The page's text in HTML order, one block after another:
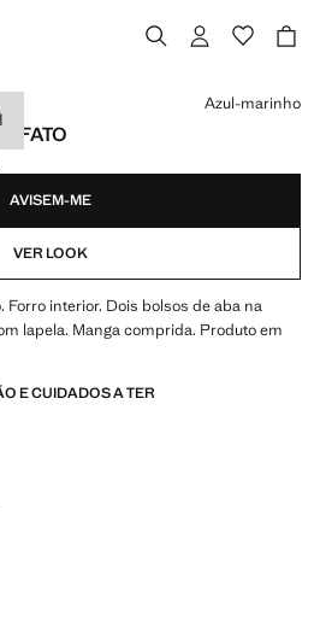
FATO
]
Azul-marinho
AVISEM-ME
VER LOOK
Forro interior. Dois bolsos de aba na
lapela. Manga comprida. Produto em
E CUIDADOS A TER